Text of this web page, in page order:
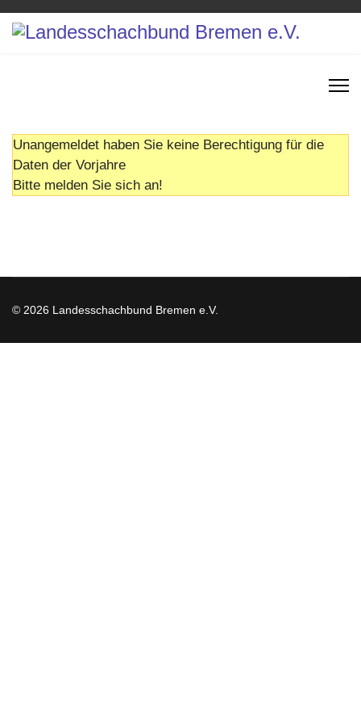
Unangemeldet haben Sie keine Berechtigung für die
Daten der Vorjahre
Bitte melden Sie sich an!
© 2026 Landesschachbund Bremen e.V.